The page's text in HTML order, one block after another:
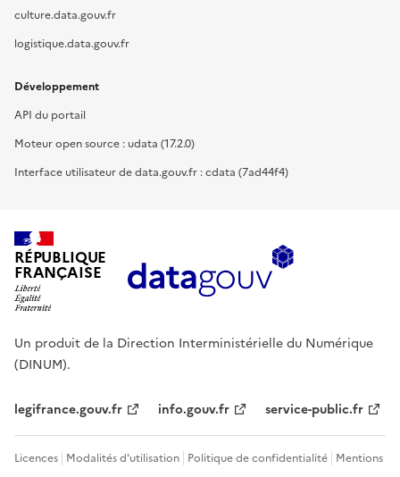
culture.data.gouv.fr
logistique.data.gouv.fr
Développement
API du portail
Moteur open source : udata (17.2.0)
Interface utilisateur de data.gouv.fr : cdata (7ad44f4)
RÉPUBLIQUE
FRANÇAISE
Un produit de la Direction Interministérielle du Numérique
(DINUM).
legifrance.gouv.fr info.gouv.fr service-public.fr
Licences Modalités d'utilisation Politique de confidentialité Mentions